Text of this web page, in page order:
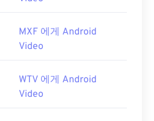
MXF 에게 Android
Video
WTV 에게 Android
Video